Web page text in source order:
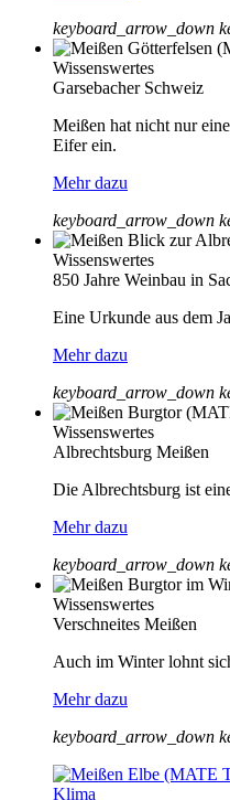
keyboard_arrow_down
Wissenswertes
Garsebacher Schweiz
Meißen hat nicht nur
Eifer ein.
Mehr dazu
keyboard_arrow_down
Wissenswertes
850 Jahre Weinbau in
Eine Urkunde aus dem
Mehr dazu
keyboard_arrow_down
Wissenswertes
Albrechtsburg Meißen
Die Albrechtsburg ist
Mehr dazu
keyboard_arrow_down
Wissenswertes
Verschneites Meißen
Auch im Winter lohnt
Mehr dazu
keyboard_arrow_down
Klima